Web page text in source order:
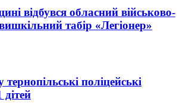
відбувся обласний військово-
табір «Легіонер»
поліцейські